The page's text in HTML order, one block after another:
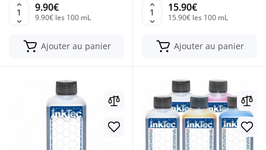
9.90€
9.90€ les 100 mL
Ajouter au panier
15.90€
15.90€ les 100 mL
Ajouter au panier